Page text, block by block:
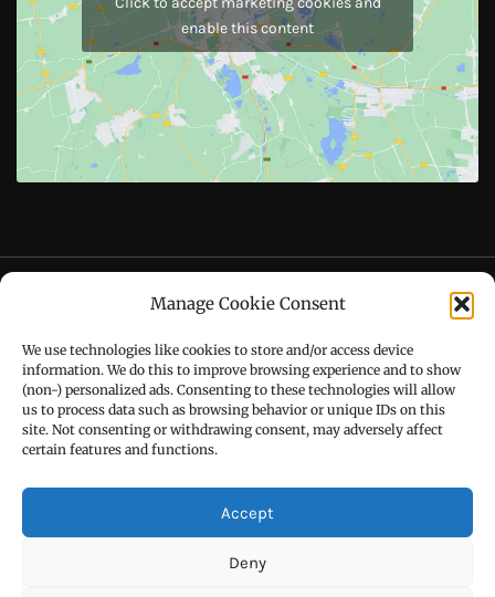
Manage Cookie Consent
We use technologies like cookies to store and/or access device
information. We do this to improve browsing experience and to show
(non-) personalized ads. Consenting to these technologies will allow
us to process data such as browsing behavior or unique IDs on this
site. Not consenting or withdrawing consent, may adversely affect
certain features and functions.
Accept
Deny
Like Us On
Follow Us On
Call : +91-94172-62777
Email : udaydarpannews@gmail.com